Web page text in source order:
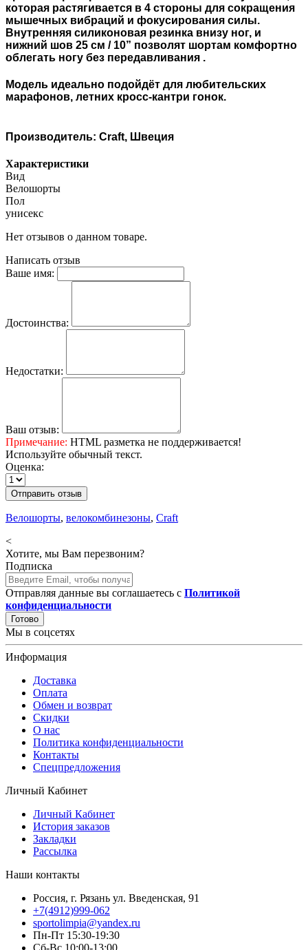
которая растягивается в 4 стороны для сокращения
мышечных вибраций и фокусирования силы.
Внутренняя силиконовая резинка внизу ног, и
нижний шов 25 см / 10” позволят шортам комфортно
облегать ногу без передавливания .
Модель идеально подойдёт для любительских
марафонов, летних кросс-кантри гонок.
Производитель: Craft, Швеция
Характеристики
Вид
Велошорты
Пол
унисекс
Нет отзывов о данном товаре.
Написать отзыв
Ваше имя:
Достоинства:
Недостатки:
Ваш отзыв:
Примечание: HTML разметка не поддерживается!
Используйте обычный текст.
Оценка:
Отправить отзыв
Велошорты, велокомбинезоны, Craft
<
Хотите, мы Вам перезвоним?
Подписка
Отправляя данные вы соглашаетесь с Политикой
конфиденциальности
Готово
Мы в соцсетях
Информация
Доставка
Оплата
Обмен и возврат
Скидки
О нас
Политика конфиденциальности
Контакты
Спецпредложения
Личный Кабинет
Личный Кабинет
История заказов
Закладки
Рассылка
Наши контакты
Россия, г. Рязань ул. Введенская, 91
+7(4912)999-062
sportolimpia@yandex.ru
Пн-Пт 15:30-19:30
Сб-Вс 10:00-13:00